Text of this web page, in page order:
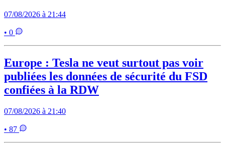
07/08/2026 à 21:44
• 0
Europe : Tesla ne veut surtout pas voir
publiées les données de sécurité du FSD
confiées à la RDW
07/08/2026 à 21:40
• 87